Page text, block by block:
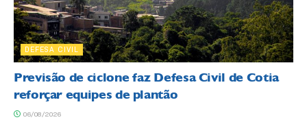
DEFESA CIVIL
Previsão de ciclone faz Defesa Civil de Cotia
reforçar equipes de plantão
06/08/2026